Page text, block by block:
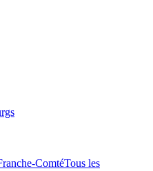
ComtéTous les